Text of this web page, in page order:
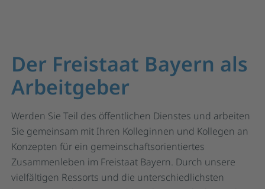
Der Freistaat Bayern als
Arbeitgeber
Werden Sie Teil des öffentlichen Dienstes und arbeiten
Sie gemeinsam mit Ihren Kolleginnen und Kollegen an
Konzepten für ein gemeinschaftsorientiertes
Zusammenleben im Freistaat Bayern. Durch unsere
vielfältigen Ressorts und die unterschiedlichsten